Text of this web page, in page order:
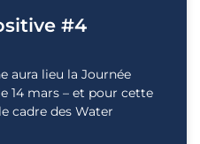
#4
aura lieu la Journée
14 mars – et pour cette
cadre des Water